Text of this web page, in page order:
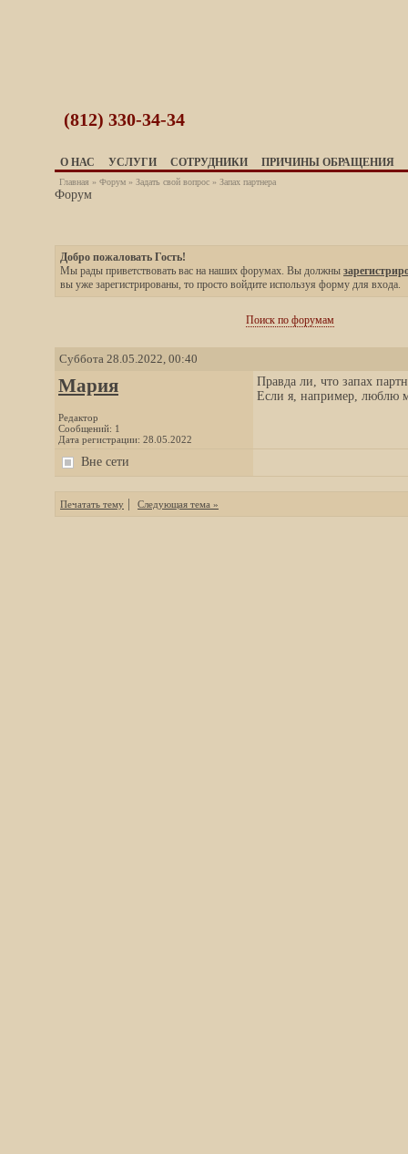
(812) 330-34-34
О НАС УСЛУГИ СОТРУДНИКИ ПРИЧИНЫ ОБРАЩЕНИЯ
Главная » Форум » Задать свой вопрос » Запах партнера
Форум
Добро пожаловать Гость!
Мы рады приветствовать вас на наших форумах. Вы должны
вы уже зарегистрированы, то просто войдите используя форму для входа.
Поиск по форумам
Суббота 28.05.2022, 00:40
Мария
Редактор
Сообщений: 1
Дата регистрации: 28.05.2022
Правда ли, что запах
Если я, например, люблю
Вне сети
Печатать тему Следующая тема »